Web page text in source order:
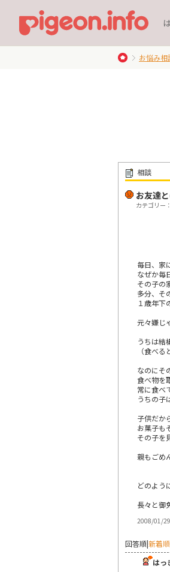
お悩み相
相談
お友達
カテゴリー
毎日、家
なぜか毎
その子の
多分、そ
１歳年下
元々嫌じ
うちは結
（食べ
なのにそ
食べ物を
常に食べ
うちの子
子供だか
お菓子も
その子を
親もご
どのよう
長々と御
2008/01/29
回答順|新着順
はっ